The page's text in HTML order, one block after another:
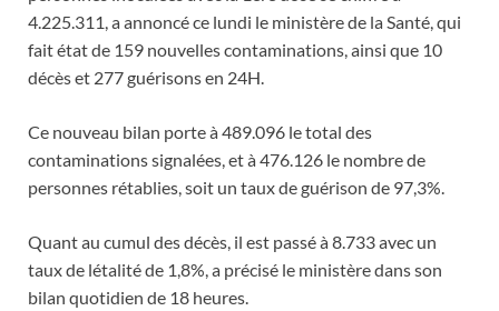
4.225.311, a annoncé ce lundi le ministère de la Santé, qui
fait état de 159 nouvelles contaminations, ainsi que 10
décès et 277 guérisons en 24H.
Ce nouveau bilan porte à 489.096 le total des
contaminations signalées, et à 476.126 le nombre de
personnes rétablies, soit un taux de guérison de 97,3%.
Quant au cumul des décès, il est passé à 8.733 avec un
taux de létalité de 1,8%, a précisé le ministère dans son
bilan quotidien de 18 heures.